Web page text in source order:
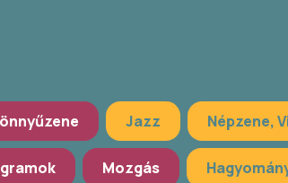
Jazz Népzene,
Mozgás